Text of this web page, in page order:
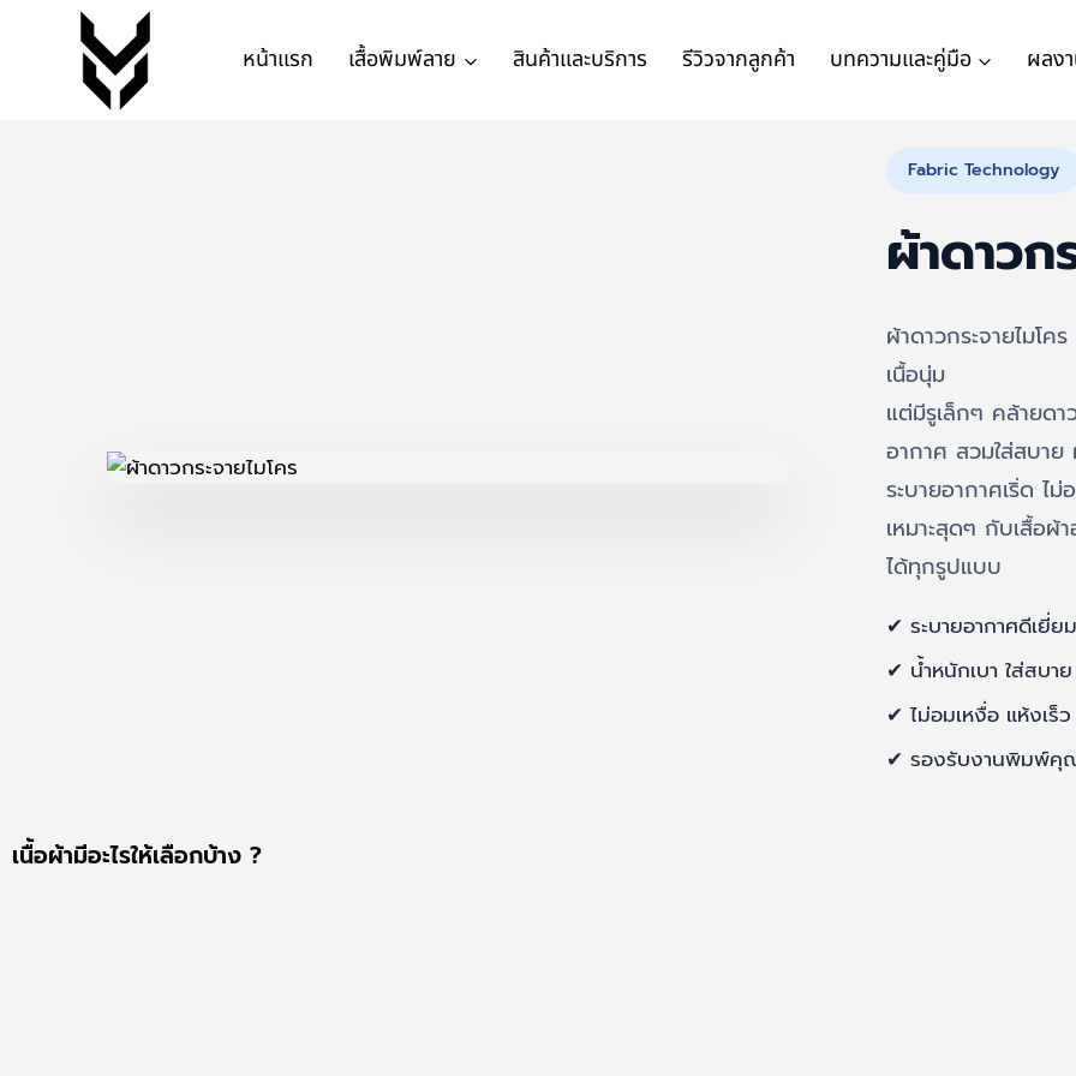
หน้าแรก เสื้อพิมพ์ลาย สินค้าและบริการ รีวิวจากลูกค้า บทความและคู่มือ ผลง
Fabric Technology
ผ้าดาวก
ผ้าดาวกระจายไมโค
เนื้อนุ่ม
แต่มีรูเล็กๆ คล้ายด
อากาศ สวมใส่สบา
ระบายอากาศเริ่ด ไม่
เหมาะสุดๆ กับเสื้อ
ได้ทุกรูปแบบ
✔ ระบายอากาศดีเยี่ยม
✔ น้ำหนักเบา ใส่สบาย
✔ ไม่อมเหงื่อ แห้งเร็ว
✔ รองรับงานพิมพ์คุ
เนื้อผ้ามีอะไรให้เลือกบ้าง ?